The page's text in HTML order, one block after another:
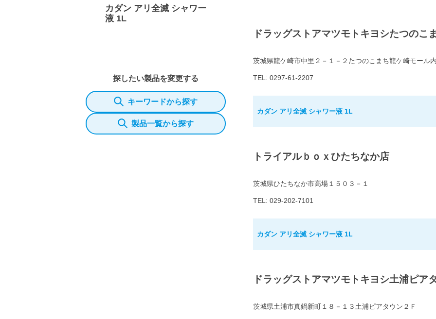
カダン アリ全滅 シャワー
液 1L
探したい製品を変更する
キーワードから探す
製品一覧から探す
ドラッグストアマツモトキヨシたつのこ
茨城県龍ケ崎市中里２－１－２たつのこまち龍ケ崎モール
TEL: 0297-61-2207
カダン アリ全滅 シャワー液 1L
トライアルｂｏｘひたちなか店
茨城県ひたちなか市高場１５０３－１
TEL: 029-202-7101
カダン アリ全滅 シャワー液 1L
ドラッグストアマツモトキヨシ土浦ピア
茨城県土浦市真鍋新町１８－１３土浦ピアタウン２Ｆ